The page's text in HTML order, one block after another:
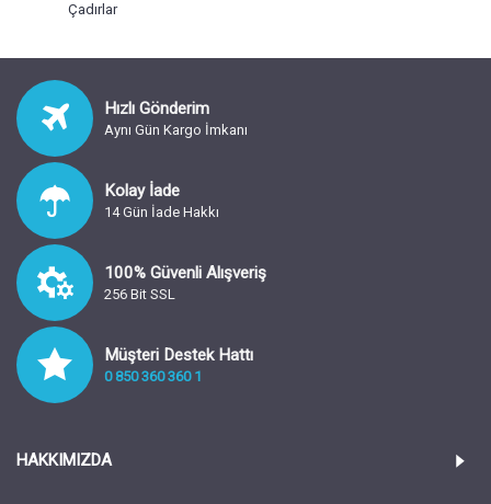
Çadırlar
Hızlı Gönderim
Aynı Gün Kargo İmkanı
Kolay İade
14 Gün İade Hakkı
100% Güvenli Alışveriş
256 Bit SSL
Müşteri Destek Hattı
0 850 360 360 1
HAKKIMIZDA